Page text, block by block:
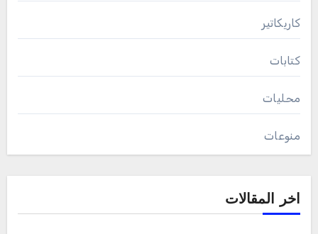
كاريكاتير
كتابات
محليات
منوعات
اخر المقالات